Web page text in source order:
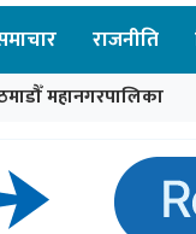
राजनीति
महानगरपालिका